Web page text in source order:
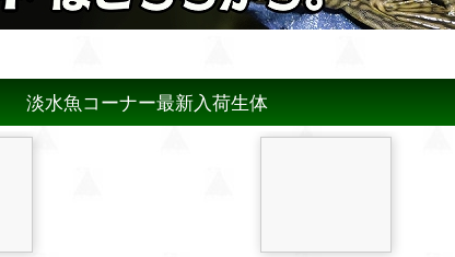
淡水魚コーナー最新入荷生体